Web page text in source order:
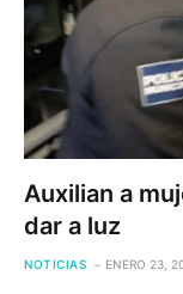
Auxilian a
dar a luz
NOTICIAS ENERO 23,